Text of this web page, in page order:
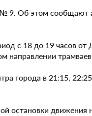
9. Об этом
с 18 до 19 часов
направлении
города в 21:15,
остановки движения